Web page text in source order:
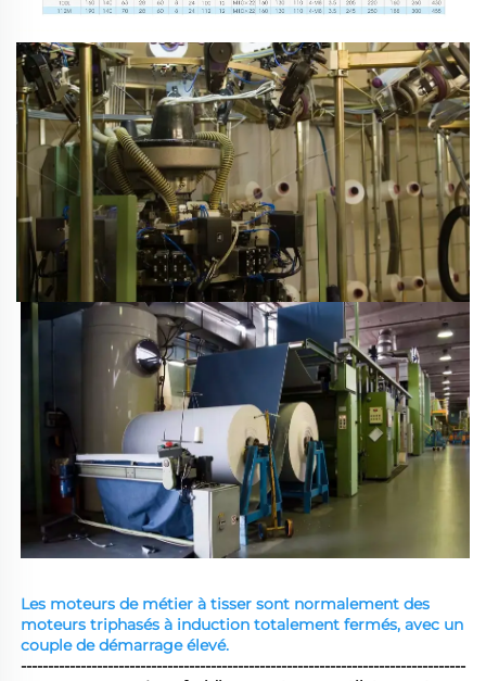
Les moteurs de métier à tisser sont normalement des
moteurs triphasés à induction totalement fermés, avec un
couple de démarrage élevé.
----------------------------------------------------------------------------------